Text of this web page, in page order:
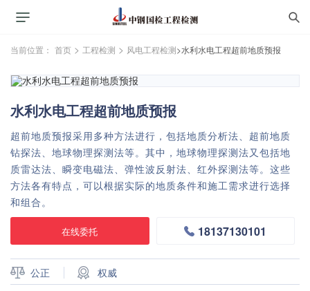
当前位置： 首页 > 工程检测 > 风电工程检测>水利水电工程超前地质预报
水利水电工程超前地质预报
超前地质预报采用多种方法进行，包括地质分析法、超前地质
钻探法、地球物理探测法等。其中，地球物理探测法又包括地
质雷达法、瞬变电磁法、弹性波反射法、红外探测法等。这些
方法各有特点，可以根据实际的地质条件和施工需求进行选择
和组合。
在线委托 18137130101
公正
权威